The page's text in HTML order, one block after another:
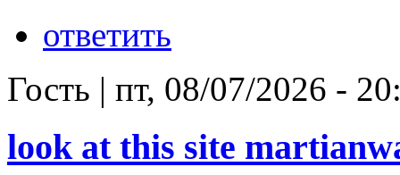
ответить
Гость | пт, 08/07/2026 -
look at this site